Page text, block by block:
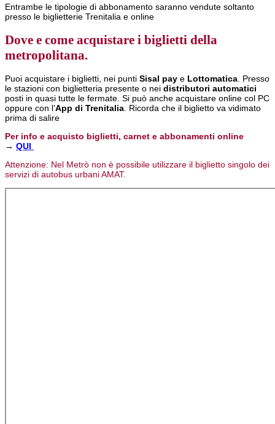
Entrambe le tipologie di abbonamento saranno vendute soltanto
presso le biglietterie Trenitalia e online
Dove e come acquistare i biglietti della
metropolitana.
Puoi acquistare i biglietti, nei punti Sisal pay e Lottomatica. Presso
le stazioni con biglietteria presente o nei distributori automatici
posti in quasi tutte le fermate. Si può anche acquistare online col PC
oppure con l’App di Trenitalia. Ricorda che il biglietto va vidimato
prima di salire
Per info e acquisto biglietti, carnet e abbonamenti online
→ QUI
Attenzione: Nel Metrò non è possibile utilizzare il biglietto singolo dei
servizi di autobus urbani AMAT.